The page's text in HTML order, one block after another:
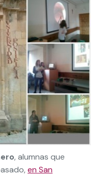
, alumnas que
en San